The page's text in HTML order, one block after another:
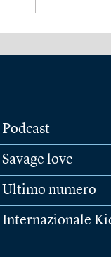
Podcast
Savage love
Ultimo numero
Internazionale